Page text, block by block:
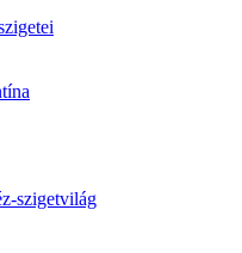
szigetvilág